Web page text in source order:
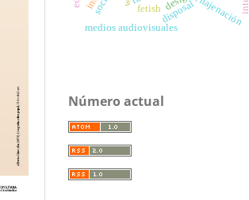
fetishdisposalenajenación
medios audiovisuales
Número actual